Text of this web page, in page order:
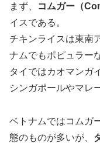
まず、 コムガー（
イスである。
チキンライスは東南
ナムでもポピュラー
タイではカオマンガ
シンガポールやマレ
ベトナムではコムガ
態のものが多いが、